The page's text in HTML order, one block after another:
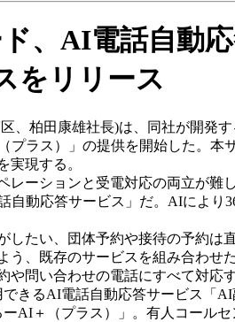
ド、AI電話自動
をリリース
柏田康雄社長)は、同社が開発
ラス）」の提供を開始した。
実現する。
ーションと受電対応の両立が難
動応答サービス」だ。AIにより
たい、団体予約や接待の予約
、既存のサービスを組み合わせ
問い合わせの電話にすべて対応
きるAI電話自動応答サービス「AI
AI＋（プラス）」。有人コール